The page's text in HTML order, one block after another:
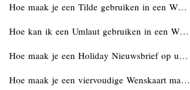
Hoe maak je een Tilde gebruiken in een W…
Hoe kan ik een Umlaut gebruiken in een W…
Hoe maak je een Holiday Nieuwsbrief op u…
Hoe maak je een viervoudige Wenskaart ma…